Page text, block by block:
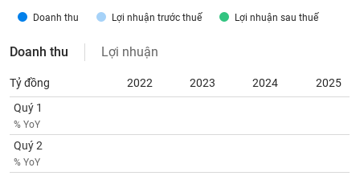
Doanh thu Lợi nhuận trước thuế Lợi nhuận sau thuế
Doanh thu Lợi nhuận
Tỷ đồng 2022 2023 2024
2025
Quý 1
% YoY
Quý 2
% YoY
tác
(-)
Báo
cáo
phân
tích
(-)